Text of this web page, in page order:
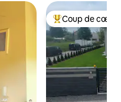
appréciés Coups de cœur
Coup de cœur